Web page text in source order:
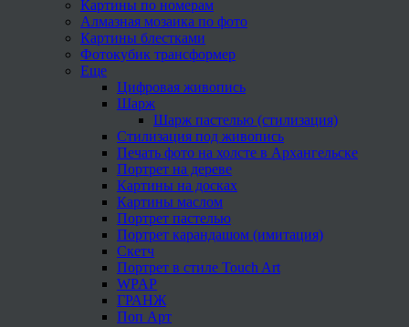
Картины по номерам
Алмазная мозаика по фото
Картины блестками
Фотокубик трансформер
Еще
Цифровая живопись
Шарж
Шарж пастелью (стилизация)
Стилизация под живопись
Печать фото на холсте в Архангельске
Портрет на дереве
Картины на досках
Картины маслом
Портрет пастелью
Портрет карандашом (имитация)
Скетч
Портрет в стиле Touch Art
WPAP
ГРАНЖ
Поп Арт